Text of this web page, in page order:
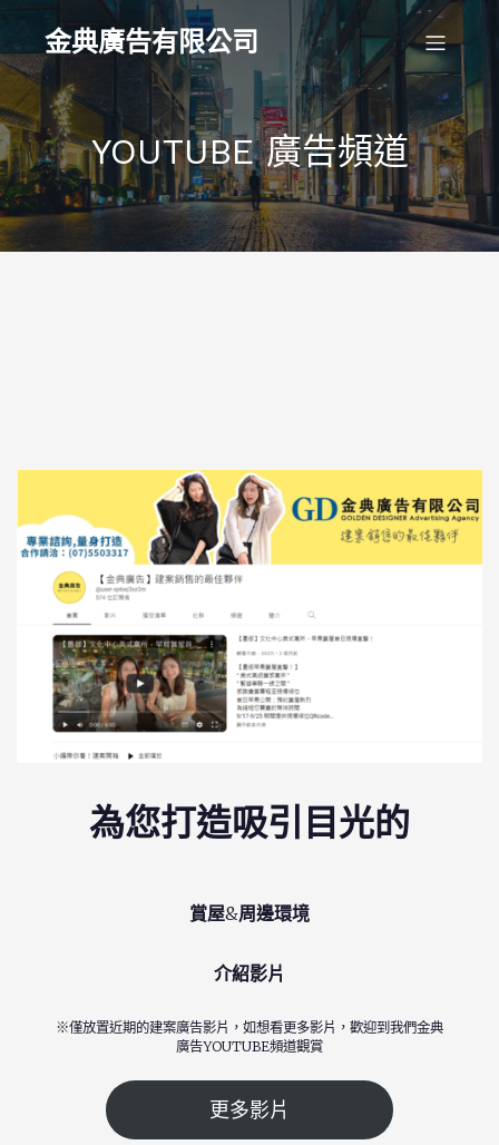
金典廣告有限公司
YOUTUBE 廣告頻道
為您打造吸引目光的
賞屋&周邊環境
介紹影片
※僅放置近期的建案廣告影片，如想看更多影片，歡迎到我們金典
廣告YOUTUBE頻道觀賞
更多影片